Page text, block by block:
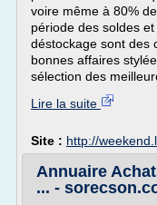
voire même à 80%
période des soldes
déstockage sont des
bonnes affaires
sélection des
Lire la suite
Site : http://
Annuaire
... -